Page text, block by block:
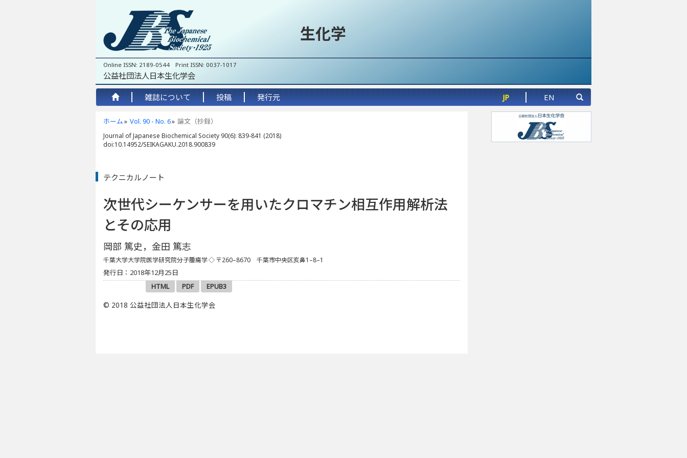
生化学
Online ISSN: 2189-0544 Print ISSN: 0037-1017
公益社団法人日本生化学会
雑誌について 投稿 発行元 JP EN
ホーム Vol. 90 - No. 6 論文（抄録）
Journal of Japanese Biochemical Society 90(6): 839-841 (2018)
doi:10.14952/SEIKAGAKU.2018.900839
テクニカルノート
次世代シーケンサーを用いたクロマチン相互作用解析法
とその応用
岡部 篤史，金田 篤志
千葉大学大学院医学研究院分子腫瘍学◇ 〒260–8670 千葉市中央区亥鼻1–8–1
発行日：2018年12月25日
HTML
PDF EPUB3
© 2018 公益社団法人日本生化学会